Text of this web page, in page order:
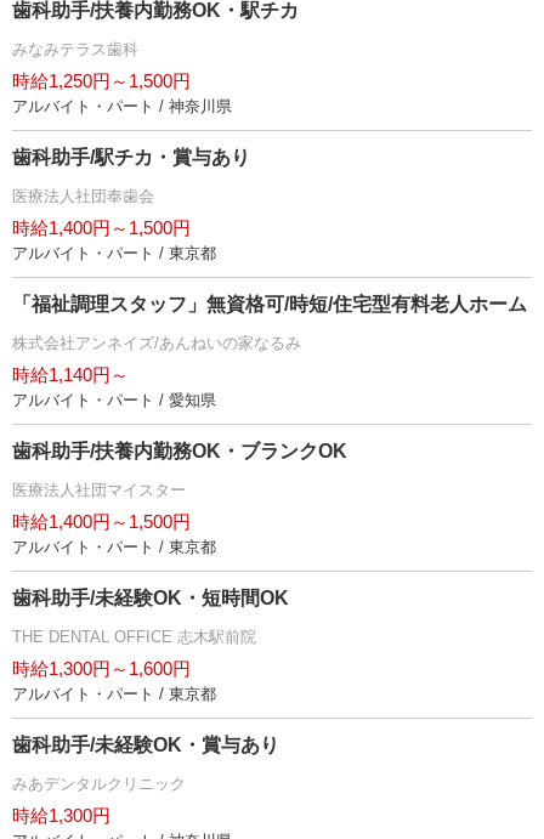
歯科助手/扶養内勤務OK・駅チカ
みなみテラス歯科
時給1,250円～1,500円
アルバイト・パート / 神奈川県
歯科助手/駅チカ・賞与あり
医療法人社団奉歯会
時給1,400円～1,500円
アルバイト・パート / 東京都
「福祉調理スタッフ」無資格可/時短/住宅型有料老人ホーム
株式会社アンネイズ/あんねいの家なるみ
時給1,140円～
アルバイト・パート / 愛知県
歯科助手/扶養内勤務OK・ブランクOK
医療法人社団マイスター
時給1,400円～1,500円
アルバイト・パート / 東京都
歯科助手/未経験OK・短時間OK
THE DENTAL OFFICE 志木駅前院
時給1,300円～1,600円
アルバイト・パート / 東京都
歯科助手/未経験OK・賞与あり
みあデンタルクリニック
時給1,300円